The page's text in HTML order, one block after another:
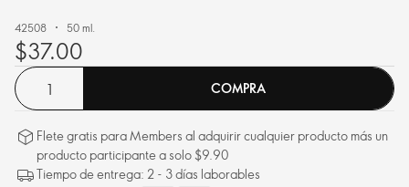
42508 50 ml.
$37.00
COMPRA
Flete gratis para Members al adquirir cualquier producto más un
producto participante a solo $9.90
Tiempo de entrega: 2 - 3 días laborables